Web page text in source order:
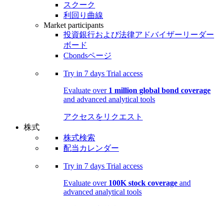
スクーク
利回り曲線
Market participants
投資銀行および法律アドバイザーリーダー
ボード
Cbondsページ
Try in 7 days Trial access
Evaluate over 1 million global bond coverage
and advanced analytical tools
アクセスをリクエスト
株式
株式検索
配当カレンダー
Try in 7 days Trial access
Evaluate over 100K stock coverage and
advanced analytical tools